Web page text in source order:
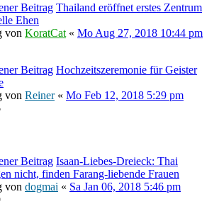
Beitrag Thailand eröffnet erstes Zentrum
Ehen
von KoratCat « Mo Aug 27, 2018 10:44 pm
Beitrag Hochzeitszeremonie für Geister
von Reiner« Mo Feb 12, 2018 5:29 pm
Beitrag Isaan-Liebes-Dreieck: Thai
nicht, finden Farang-liebende Frauen
von dogmai « Sa Jan 06, 2018 5:46 pm